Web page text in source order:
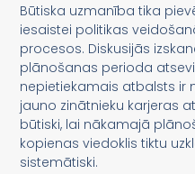
Būtiska uzmanība tika
iesaistei politikas
procesos. Diskusijās
plānošanas perioda
nepietiekamais atbalsts ir
jauno zinātnieku karjeras
būtiski, lai nākamajā
kopienas viedoklis tiktu
sistemātiski.